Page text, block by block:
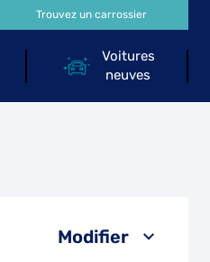
Voitures
neuves
Trouvez un carrossier
Modifier